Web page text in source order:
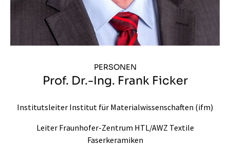
PERSONEN
Prof. Dr.-Ing. Frank Ficker
Institutsleiter Institut für Materialwissenschaften (ifm)
Leiter Fraunhofer-Zentrum HTL/AWZ Textile
Faserkeramiken